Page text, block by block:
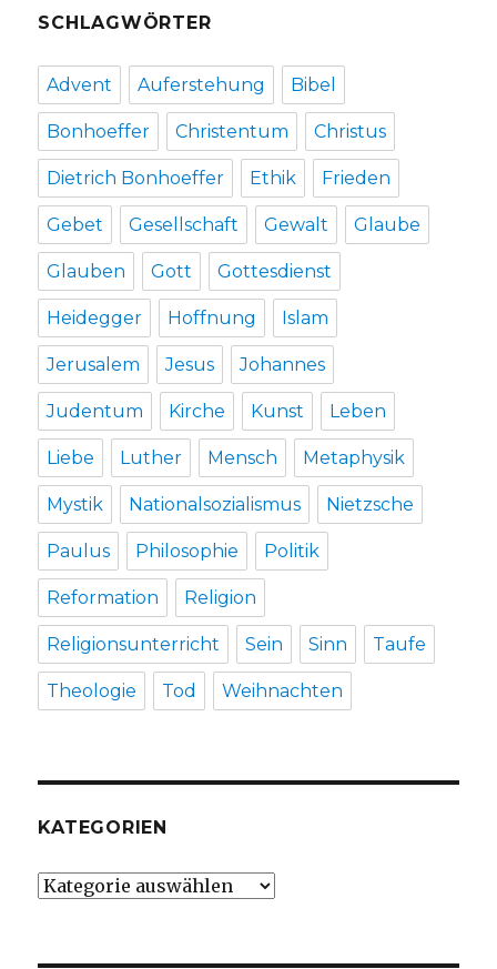
SCHLAGWÖRTER
Advent Auferstehung Bibel
Bonhoeffer Christentum Christus
Dietrich Bonhoeffer Ethik Frieden
Gebet Gesellschaft Gewalt Glaube
Glauben Gott Gottesdienst
Heidegger Hoffnung Islam
Jerusalem Jesus Johannes
Judentum Kirche Kunst Leben
Liebe Luther Mensch Metaphysik
Mystik Nationalsozialismus Nietzsche
Paulus Philosophie Politik
Reformation Religion
Religionsunterricht Sein Sinn Taufe
Theologie Tod Weihnachten
KATEGORIEN
Kategorien